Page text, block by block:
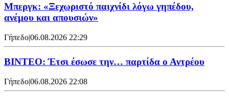
Μπεργκ: «Ξεχωριστό παιχνίδι λόγω γηπέδου,
ανέμου και απουσιών»
Γήπεδο|06.08.2026 22:29
ΒΙΝΤΕΟ: Έτσι έσωσε την… παρτίδα ο Αντρέου
Γήπεδο|06.08.2026 22:08